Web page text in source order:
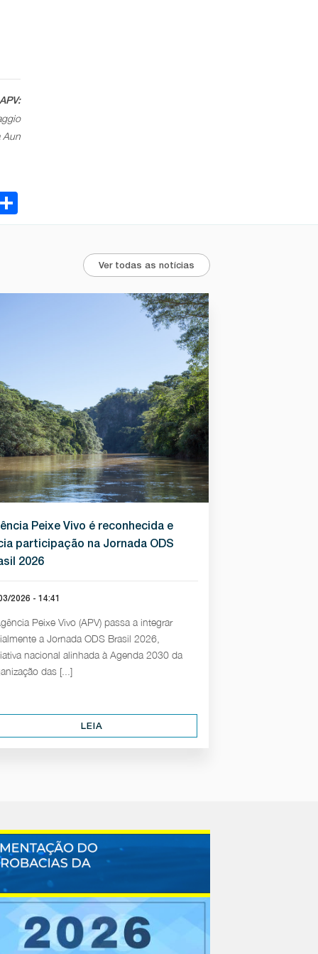
Aun
Share
Ver todas as notícias
Peixe Vivo é reconhecida e
participação na Jornada ODS
2026
2026 - 14:41
Peixe Vivo (APV) passa a integrar
a Jornada ODS Brasil 2026,
nacional alinhada à Agenda 2030 da
das [...]
LEIA